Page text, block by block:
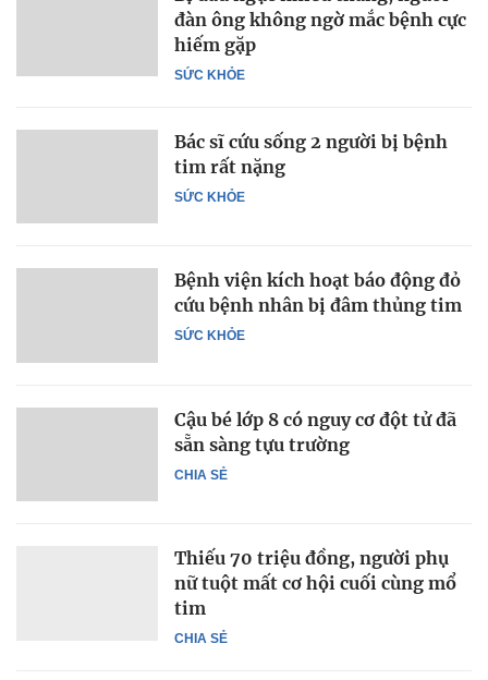
SỨC KHỎE
đàn ông không ngờ mắc bệnh cực
hiếm gặp
SỨC KHỎE
Bác sĩ cứu sống 2 người bị bệnh
tim rất nặng
SỨC KHỎE
Bệnh viện kích hoạt báo động đỏ
cứu bệnh nhân bị đâm thủng tim
CHIA SẺ
Cậu bé lớp 8 có nguy cơ đột tử đã
sẵn sàng tựu trường
CHIA SẺ
Thiếu 70 triệu đồng, người phụ
nữ tuột mất cơ hội cuối cùng mổ
tim